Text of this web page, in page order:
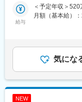
ートします。業
た専門技術のス
研究成果を製造
ポジションです。
本ポジションで
＜具体的には＞
・新製品の栄養
・めん・スープ
Aw）や保存試験
群（推定・確定・
給与
＜予定年収＞
月額（基本給）
も目安の金額で
月給(月額)は固
気にな
NEW